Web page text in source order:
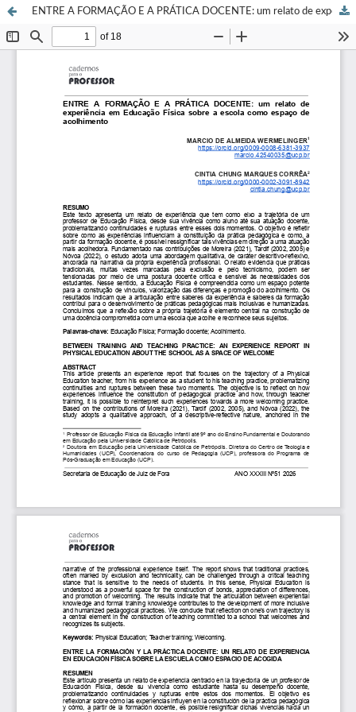
ENTRE A FORMAÇÃO E A PRÁTICA DOCENTE: um relato de experiência em Educação Física sobre a escola como espaço de acolhimento